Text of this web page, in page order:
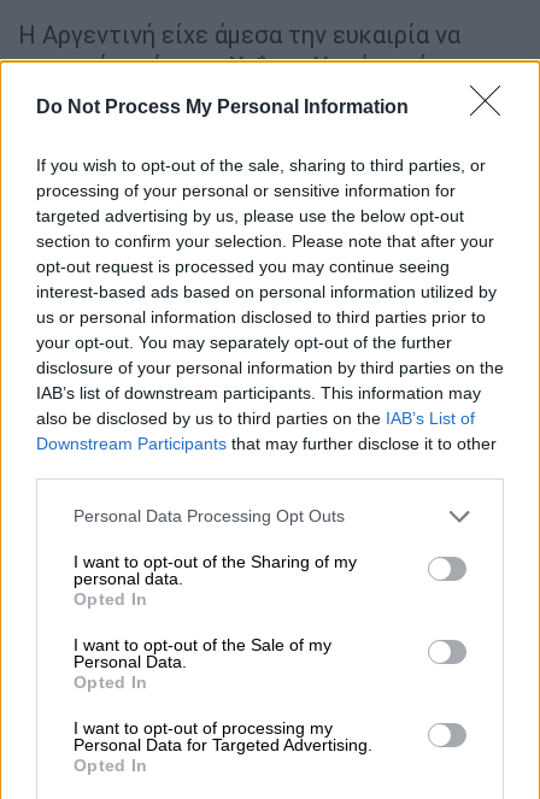
Do Not Process My Personal Information
If you wish to opt-out of the sale, sharing to third parties, or
processing of your personal or sensitive information for
targeted advertising by us, please use the below opt-out
section to confirm your selection. Please note that after your
opt-out request is processed you may continue seeing
interest-based ads based on personal information utilized by
us or personal information disclosed to third parties prior to
your opt-out. You may separately opt-out of the further
disclosure of your personal information by third parties on the
IAB’s list of downstream participants. This information may
also be disclosed by us to third parties on the IAB’s List of
Downstream Participants that may further disclose it to other
Please note that this website/app uses one or more Google
not limited to your visit or usage behaviour. You may click to
grant or deny consent to Google and its third-party tags to
use your data for below specified purposes in below Google
consent section.
Personal Data Processing Opt Outs
I want to opt-out of the Sharing of my
personal data.
Opted In
I want to opt-out of the Sale of my
Personal Data.
Opted In
I want to opt-out of processing my
Personal Data for Targeted Advertising.
Opted In
Η Αργεντινή είχε άμεσα την ευκαιρία να
ισοφαρίσει όταν ο Χαΐσεμ Χασάν υπέπεσε σε
πέναλτι, όμως ο Μοστάφα Σουμπίρ
καταγράφοντας τη δεύτερη απόκρουση
πέναλτι στη διοργάνωση, ενώ ο αρχηγός της
Αλμπισελέστε αστόχησε για τέταρτη φορά
στην καριέρα του σε πέναλτι σε τελική φάση
Μουντιάλ.
Οι ευκαιρίες διαδέχονταν η μία την άλλη για
την Αργεντινή. Ο Αλέξις Μακ Άλιστερ είδε
τον Σουμπίρ να του στερεί το γκολ με
εντυπωσιακή επέμβαση, ο Μέσι σημάδεψε
το δοκάρι με απευθείας εκτέλεση φάουλ,
τερματοφύλακας της Αιγύπτου σταμάτησε
και τον Χουλιάν Άλβαρες.
Η εικόνα δεν άλλαξε μετά την ανάπαυλα,
όμως η Αίγυπτος παρέμενε επικίνδυνη στις
αντεπιθέσεις. Ένα δεύτερο γκολ του
Μοστάφα Ζίκο ακυρώθηκε μέσω VAR για
φάουλ στην αρχή της φάσης, όμως λίγο
αργότερα οι Φαραώ βρήκαν ξανά τον δρόμο